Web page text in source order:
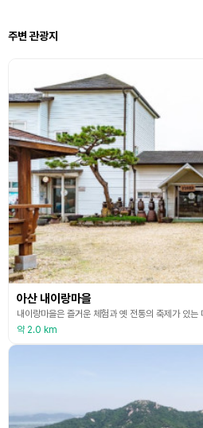
주변 관광지
아산 내이랑마을
약 2.0 km